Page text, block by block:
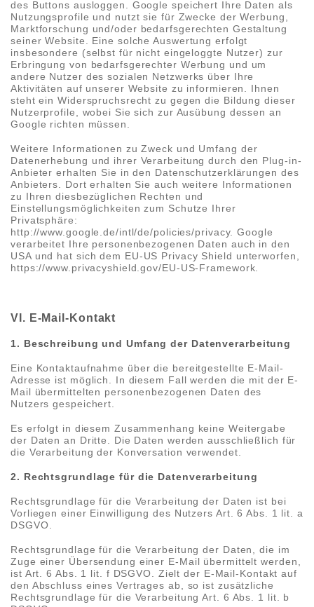
des Buttons ausloggen. Google speichert Ihre Daten als
Nutzungsprofile und nutzt sie für Zwecke der Werbung,
Marktforschung und/oder bedarfsgerechten Gestaltung
seiner Website. Eine solche Auswertung erfolgt
insbesondere (selbst für nicht eingeloggte Nutzer) zur
Erbringung von bedarfsgerechter Werbung und um
andere Nutzer des sozialen Netzwerks über Ihre
Aktivitäten auf unserer Website zu informieren. Ihnen
steht ein Widerspruchsrecht zu gegen die Bildung dieser
Nutzerprofile, wobei Sie sich zur Ausübung dessen an
Google richten müssen.
Weitere Informationen zu Zweck und Umfang der
Datenerhebung und ihrer Verarbeitung durch den Plug-in-
Anbieter erhalten Sie in den Datenschutzerklärungen des
Anbieters. Dort erhalten Sie auch weitere Informationen
zu Ihren diesbezüglichen Rechten und
Einstellungsmöglichkeiten zum Schutze Ihrer
Privatsphäre:
http://www.google.de/intl/de/policies/privacy. Google
verarbeitet Ihre personenbezogenen Daten auch in den
USA und hat sich dem EU-US Privacy Shield unterworfen,
https://www.privacyshield.gov/EU-US-Framework.
VI. E-Mail-Kontakt
1. Beschreibung und Umfang der Datenverarbeitung
Eine Kontaktaufnahme über die bereitgestellte E-Mail-
Adresse ist möglich. In diesem Fall werden die mit der E-
Mail übermittelten personenbezogenen Daten des
Nutzers gespeichert.
Es erfolgt in diesem Zusammenhang keine Weitergabe
der Daten an Dritte. Die Daten werden ausschließlich für
die Verarbeitung der Konversation verwendet.
2. Rechtsgrundlage für die Datenverarbeitung
Rechtsgrundlage für die Verarbeitung der Daten ist bei
Vorliegen einer Einwilligung des Nutzers Art. 6 Abs. 1 lit. a
DSGVO.
Rechtsgrundlage für die Verarbeitung der Daten, die im
Zuge einer Übersendung einer E-Mail übermittelt werden,
ist Art. 6 Abs. 1 lit. f DSGVO. Zielt der E-Mail-Kontakt auf
den Abschluss eines Vertrages ab, so ist zusätzliche
Rechtsgrundlage für die Verarbeitung Art. 6 Abs. 1 lit. b